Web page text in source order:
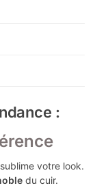
:
votre look.
du cuir.